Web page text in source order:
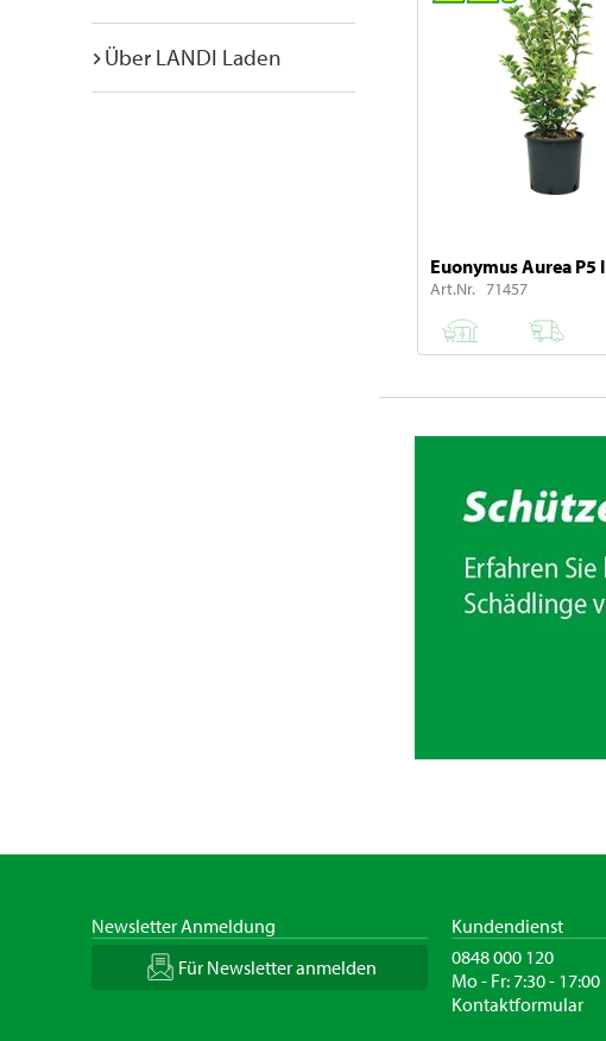
Über LANDI Laden
Euonymus Aurea P5 l
Art.Nr. 71457
Newsletter Anmeldung
Für Newsletter anmelden
Kundendienst
0848 000 120
Mo - Fr: 7:30 - 17:00
Kontaktformular